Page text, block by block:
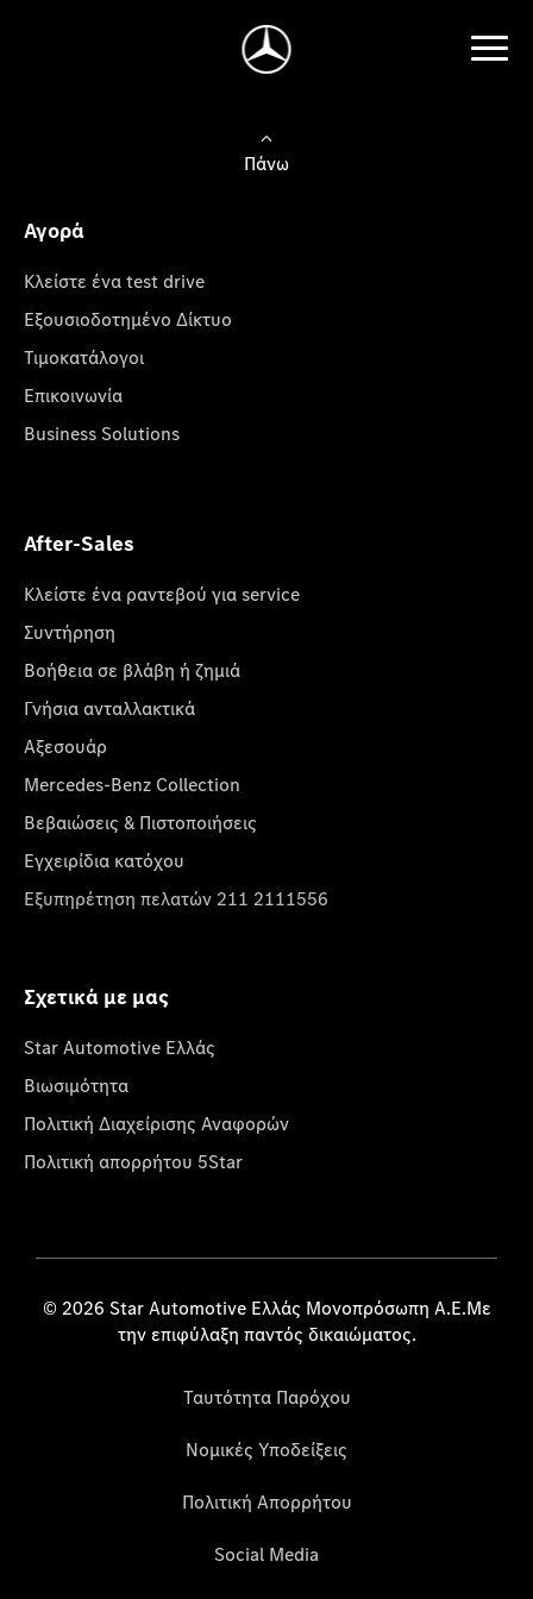
Πάνω
Αγορά
Κλείστε ένα test drive
Εξουσιοδοτημένο Δίκτυο
Τιμοκατάλογοι
Επικοινωνία
Business Solutions
After-Sales
Κλείστε ένα ραντεβού για service
Συντήρηση
Βοήθεια σε βλάβη ή ζημιά
Γνήσια ανταλλακτικά
Αξεσουάρ
Mercedes-Benz Collection
Βεβαιώσεις & Πιστοποιήσεις
Εγχειρίδια κατόχου
Εξυπηρέτηση πελατών 211 2111556
Σχετικά με μας
Star Automotive Ελλάς
Βιωσιμότητα
Πολιτική Διαχείρισης Αναφορών
Πολιτική απορρήτου 5Star
© 2026 Star Automotive Ελλάς Μονοπρόσωπη Α.Ε.Με
την επιφύλαξη παντός δικαιώματος.
Ταυτότητα Παρόχου
Νομικές Υποδείξεις
Πολιτική Απορρήτου
Social Media